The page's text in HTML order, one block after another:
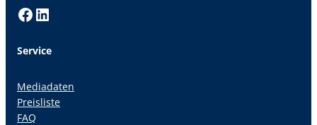
Facebook LinkedIn
Service
Mediadaten
Preisliste
FAQ